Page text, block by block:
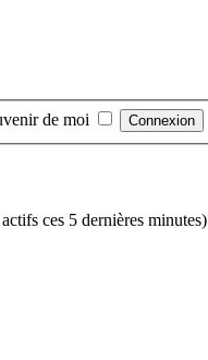
de moi
ces 5 dernières minutes)